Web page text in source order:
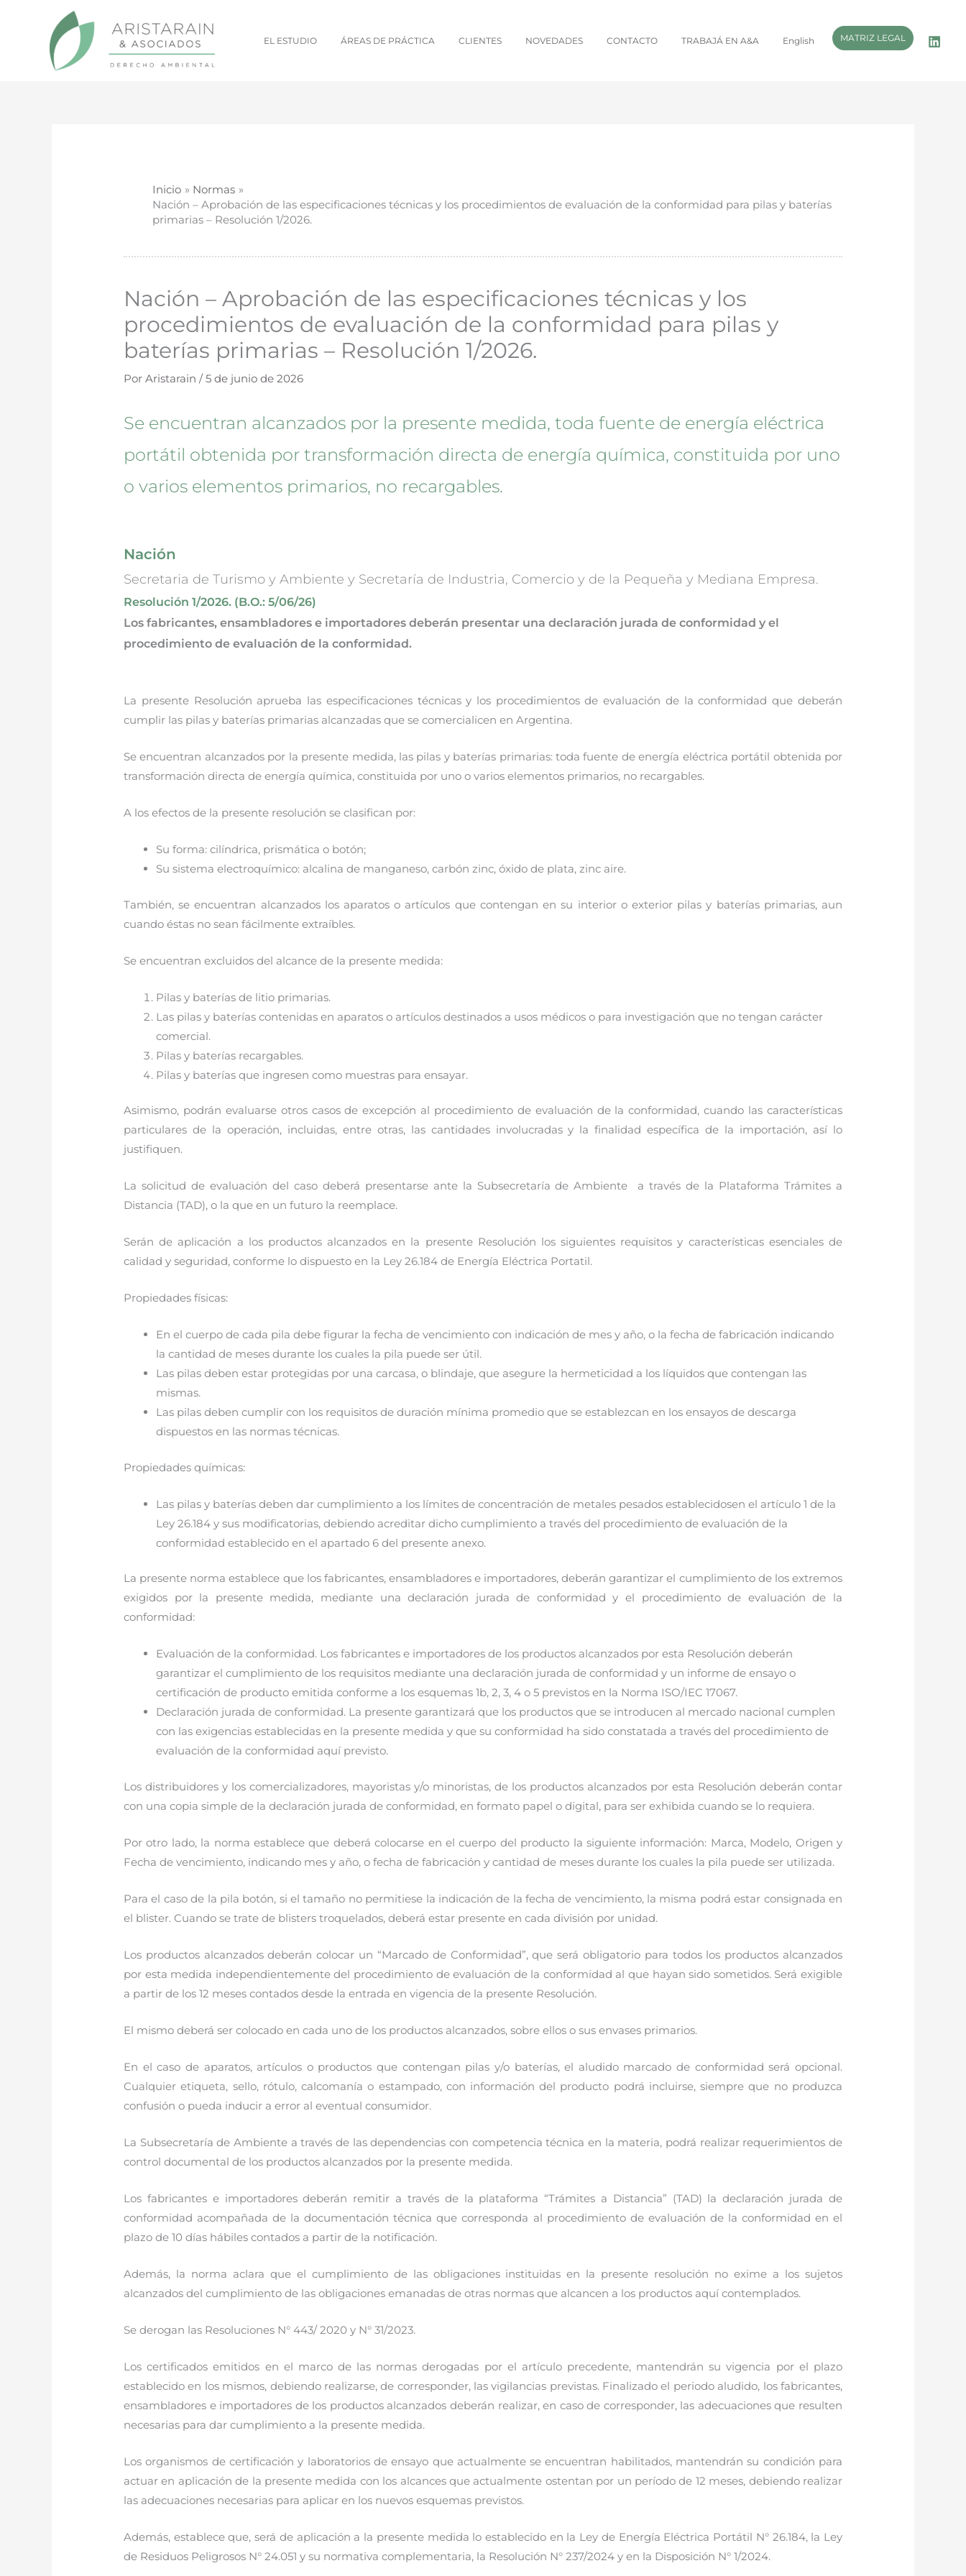
contenido
EL ESTUDIO ÁREAS DE PRÁCTICA CLIENTES NOVEDADES CONTACTO TRABAJÁ EN A&A English MATRIZ LEGAL
Inicio
Normas
Nación – Aprobación de las especificaciones técnicas y los procedimientos de evaluación de la conformidad para pilas y baterías
primarias – Resolución 1/2026.
Nación – Aprobación de las especificaciones técnicas y los
procedimientos de evaluación de la conformidad para pilas y
baterías primarias – Resolución 1/2026.
PorAristarain/5 de junio de 2026
Se encuentran alcanzados por la presente medida, toda fuente de energía eléctrica
portátil obtenida por transformación directa de energía química, constituida por uno
o varios elementos primarios, no recargables.
Nación
Secretaria de Turismo y Ambiente y Secretaría de Industria, Comercio y de la Pequeña y Mediana Empresa.
Resolución 1/2026. (B.O.: 5/06/26)
Los fabricantes, ensambladores e importadores deberán presentar una declaración jurada de conformidad y el
procedimiento de evaluación de la conformidad.
La presente Resolución aprueba las especificaciones técnicas y los procedimientos de evaluación de la conformidad que deberán
cumplir las pilas y baterías primarias alcanzadas que se comercialicen en Argentina.
Se encuentran alcanzados por la presente medida, las pilas y baterías primarias: toda fuente de energía eléctrica portátil obtenida por
transformación directa de energía química, constituida por uno o varios elementos primarios, no recargables.
A los efectos de la presente resolución se clasifican por:
Su forma: cilíndrica, prismática o botón;
Su sistema electroquímico: alcalina de manganeso, carbón zinc, óxido de plata, zinc aire.
También, se encuentran alcanzados los aparatos o artículos que contengan en su interior o exterior pilas y baterías primarias, aun
cuando éstas no sean fácilmente extraíbles.
Se encuentran excluidos del alcance de la presente medida:
Pilas y baterías de litio primarias.
Las pilas y baterías contenidas en aparatos o artículos destinados a usos médicos o para investigación que no tengan carácter
comercial.
Pilas y baterías recargables.
Pilas y baterías que ingresen como muestras para ensayar.
Asimismo, podrán evaluarse otros casos de excepción al procedimiento de evaluación de la conformidad, cuando las características
particulares de la operación, incluidas, entre otras, las cantidades involucradas y la finalidad específica de la importación, así lo
justifiquen.
La solicitud de evaluación del caso deberá presentarse ante la Subsecretaría de Ambiente a través de la Plataforma Trámites a
Distancia (TAD), o la que en un futuro la reemplace.
Serán de aplicación a los productos alcanzados en la presente Resolución los siguientes requisitos y características esenciales de
calidad y seguridad, conforme lo dispuesto en la Ley 26.184 de Energía Eléctrica Portatil.
Propiedades físicas:
En el cuerpo de cada pila debe figurar la fecha de vencimiento con indicación de mes y año, o la fecha de fabricación indicando
la cantidad de meses durante los cuales la pila puede ser útil.
Las pilas deben estar protegidas por una carcasa, o blindaje, que asegure la hermeticidad a los líquidos que contengan las
mismas.
Las pilas deben cumplir con los requisitos de duración mínima promedio que se establezcan en los ensayos de descarga
dispuestos en las normas técnicas.
Propiedades químicas:
Las pilas y baterías deben dar cumplimiento a los límites de concentración de metales pesados establecidosen el artículo 1 de la
Ley 26.184 y sus modificatorias, debiendo acreditar dicho cumplimiento a través del procedimiento de evaluación de la
conformidad establecido en el apartado 6 del presente anexo.
La presente norma establece que los fabricantes, ensambladores e importadores, deberán garantizar el cumplimiento de los extremos
exigidos por la presente medida, mediante una declaración jurada de conformidad y el procedimiento de evaluación de la
conformidad:
Evaluación de la conformidad. Los fabricantes e importadores de los productos alcanzados por esta Resolución deberán
garantizar el cumplimiento de los requisitos mediante una declaración jurada de conformidad y un informe de ensayo o
certificación de producto emitida conforme a los esquemas 1b, 2, 3, 4 o 5 previstos en la Norma ISO/IEC 17067.
Declaración jurada de conformidad. La presente garantizará que los productos que se introducen al mercado nacional cumplen
con las exigencias establecidas en la presente medida y que su conformidad ha sido constatada a través del procedimiento de
evaluación de la conformidad aquí previsto.
Los distribuidores y los comercializadores, mayoristas y/o minoristas, de los productos alcanzados por esta Resolución deberán contar
con una copia simple de la declaración jurada de conformidad, en formato papel o digital, para ser exhibida cuando se lo requiera.
Por otro lado, la norma establece que deberá colocarse en el cuerpo del producto la siguiente información: Marca, Modelo, Origen y
Fecha de vencimiento, indicando mes y año, o fecha de fabricación y cantidad de meses durante los cuales la pila puede ser utilizada.
Para el caso de la pila botón, si el tamaño no permitiese la indicación de la fecha de vencimiento, la misma podrá estar consignada en
el blister. Cuando se trate de blisters troquelados, deberá estar presente en cada división por unidad.
Los productos alcanzados deberán colocar un “Marcado de Conformidad”, que será obligatorio para todos los productos alcanzados
por esta medida independientemente del procedimiento de evaluación de la conformidad al que hayan sido sometidos. Será exigible
a partir de los 12 meses contados desde la entrada en vigencia de la presente Resolución.
El mismo deberá ser colocado en cada uno de los productos alcanzados, sobre ellos o sus envases primarios.
En el caso de aparatos, artículos o productos que contengan pilas y/o baterías, el aludido marcado de conformidad será opcional.
Cualquier etiqueta, sello, rótulo, calcomanía o estampado, con información del producto podrá incluirse, siempre que no produzca
confusión o pueda inducir a error al eventual consumidor.
La Subsecretaría de Ambiente a través de las dependencias con competencia técnica en la materia, podrá realizar requerimientos de
control documental de los productos alcanzados por la presente medida.
Los fabricantes e importadores deberán remitir a través de la plataforma “Trámites a Distancia” (TAD) la declaración jurada de
conformidad acompañada de la documentación técnica que corresponda al procedimiento de evaluación de la conformidad en el
plazo de 10 días hábiles contados a partir de la notificación.
Además, la norma aclara que el cumplimiento de las obligaciones instituidas en la presente resolución no exime a los sujetos
alcanzados del cumplimiento de las obligaciones emanadas de otras normas que alcancen a los productos aquí contemplados.
Se derogan las Resoluciones N° 443/ 2020 y N° 31/2023.
Los certificados emitidos en el marco de las normas derogadas por el artículo precedente, mantendrán su vigencia por el plazo
establecido en los mismos, debiendo realizarse, de corresponder, las vigilancias previstas. Finalizado el periodo aludido, los fabricantes,
ensambladores e importadores de los productos alcanzados deberán realizar, en caso de corresponder, las adecuaciones que resulten
necesarias para dar cumplimiento a la presente medida.
Los organismos de certificación y laboratorios de ensayo que actualmente se encuentran habilitados, mantendrán su condición para
actuar en aplicación de la presente medida con los alcances que actualmente ostentan por un período de 12 meses, debiendo realizar
las adecuaciones necesarias para aplicar en los nuevos esquemas previstos.
Además, establece que, será de aplicación a la presente medida lo establecido en la Ley de Energía Eléctrica Portátil N° 26.184, la Ley
de Residuos Peligrosos N° 24.051 y su normativa complementaria, la Resolución N° 237/2024 y en la Disposición N° 1/2024.